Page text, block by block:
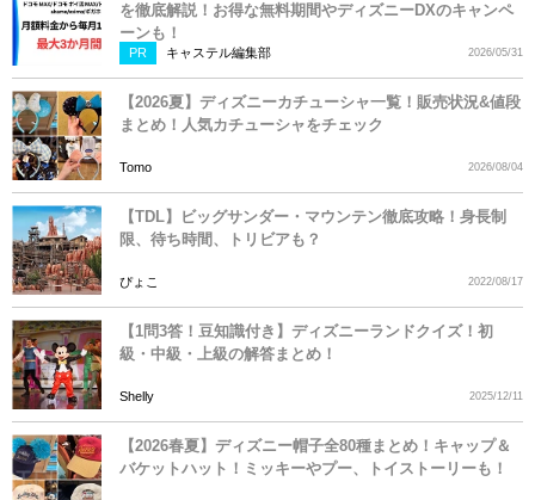
を徹底解説！お得な無料期間やディズニーDXのキャンペ
ーンも！
PR キャステル編集部 2026/05/31
【2026夏】ディズニーカチューシャ一覧！販売状況&値段
まとめ！人気カチューシャをチェック
Tomo 2026/08/04
【TDL】ビッグサンダー・マウンテン徹底攻略！身長制
限、待ち時間、トリビアも？
ぴょこ 2022/08/17
【1問3答！豆知識付き】ディズニーランドクイズ！初
級・中級・上級の解答まとめ！
Shelly 2025/12/11
【2026春夏】ディズニー帽子全80種まとめ！キャップ＆
バケットハット！ミッキーやプー、トイストーリーも！